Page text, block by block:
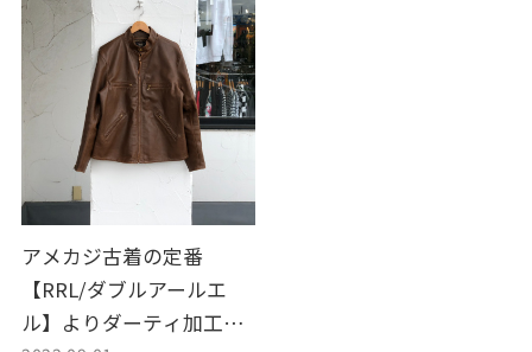
トをお買取いたしまし
た。
アメカジ古着の定番
【RRL/ダブルアールエ
ル】よりダーティ加工カ